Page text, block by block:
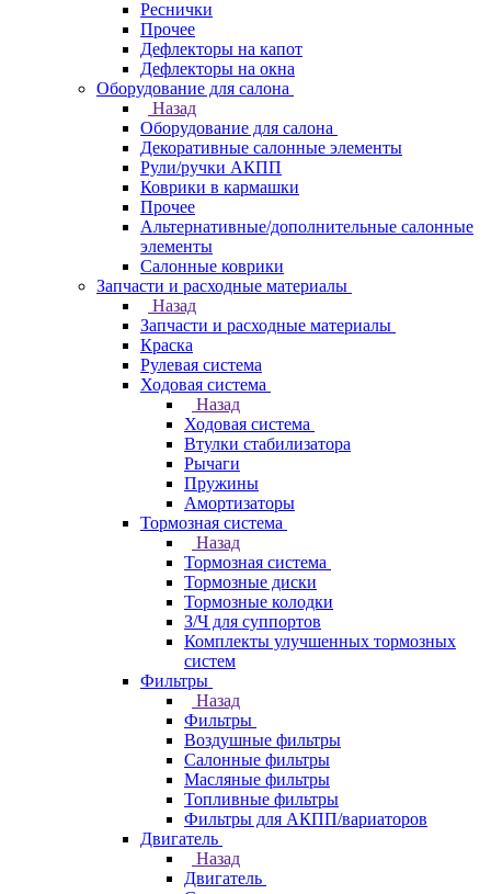
Реснички
Прочее
Дефлекторы на капот
Дефлекторы на окна
Оборудование для салона
Назад
Оборудование для салона
Декоративные салонные элементы
Рули/ручки АКПП
Коврики в кармашки
Прочее
Альтернативные/дополнительные салонные
элементы
Салонные коврики
Запчасти и расходные материалы
Назад
Запчасти и расходные материалы
Краска
Рулевая система
Ходовая система
Назад
Ходовая система
Втулки стабилизатора
Рычаги
Пружины
Амортизаторы
Тормозная система
Назад
Тормозная система
Тормозные диски
Тормозные колодки
З/Ч для суппортов
Комплекты улучшенных тормозных
систем
Фильтры
Назад
Фильтры
Воздушные фильтры
Салонные фильтры
Масляные фильтры
Топливные фильтры
Фильтры для АКПП/вариаторов
Двигатель
Назад
Двигатель